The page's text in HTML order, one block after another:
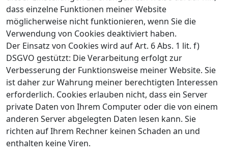
dass einzelne Funktionen meiner Website
möglicherweise nicht funktionieren, wenn Sie die
Verwendung von Cookies deaktiviert haben.
Der Einsatz von Cookies wird auf Art. 6 Abs. 1 lit. f)
DSGVO gestützt: Die Verarbeitung erfolgt zur
Verbesserung der Funktionsweise meiner Website. Sie
ist daher zur Wahrung meiner berechtigten Interessen
erforderlich. Cookies erlauben nicht, dass ein Server
private Daten von Ihrem Computer oder die von einem
anderen Server abgelegten Daten lesen kann. Sie
richten auf Ihrem Rechner keinen Schaden an und
enthalten keine Viren.